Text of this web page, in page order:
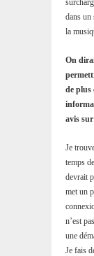
dans un
la
On
de plus
avis
Je
temps
devrait
met un
n’est
une
Je fais